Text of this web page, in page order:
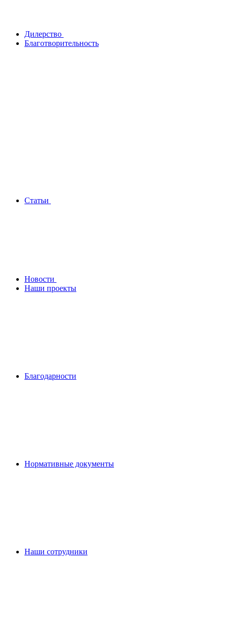
Дилерство
Благотворительность
Статьи
Новости
Наши проекты
Благодарности
Нормативные документы
Наши сотрудники